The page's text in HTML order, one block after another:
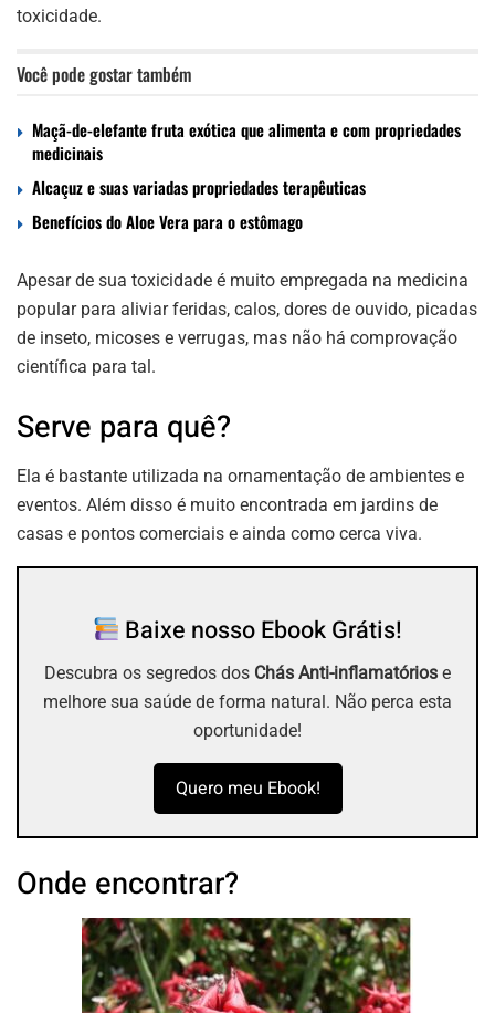
toxicidade.
Você pode gostar também
Maçã-de-elefante fruta exótica que alimenta e com propriedades
medicinais
Alcaçuz e suas variadas propriedades terapêuticas
Benefícios do Aloe Vera para o estômago
Apesar de sua toxicidade é muito empregada na medicina
popular para aliviar feridas, calos, dores de ouvido, picadas
de inseto, micoses e verrugas, mas não há comprovação
científica para tal.
Serve para quê?
Ela é bastante utilizada na ornamentação de ambientes e
eventos. Além disso é muito encontrada em jardins de
casas e pontos comerciais e ainda como cerca viva.
Baixe nosso Ebook Grátis!
Descubra os segredos dos Chás Anti-inflamatórios e
melhore sua saúde de forma natural. Não perca esta
oportunidade!
Quero meu Ebook!
Onde encontrar?